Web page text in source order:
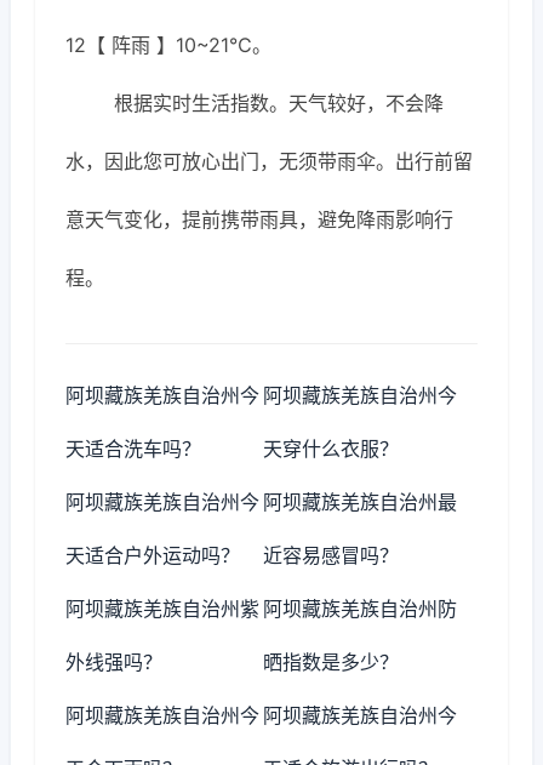
12【 阵雨 】10~21℃。
根据实时生活指数。天气较好，不会降
水，因此您可放心出门，无须带雨伞。出行前留
意天气变化，提前携带雨具，避免降雨影响行
程。
阿坝藏族羌族自治州今
天适合洗车吗？
阿坝藏族羌族自治州今
天穿什么衣服？
阿坝藏族羌族自治州今
天适合户外运动吗？
阿坝藏族羌族自治州最
近容易感冒吗？
阿坝藏族羌族自治州紫
外线强吗？
阿坝藏族羌族自治州防
晒指数是多少？
阿坝藏族羌族自治州今 阿坝藏族羌族自治州今